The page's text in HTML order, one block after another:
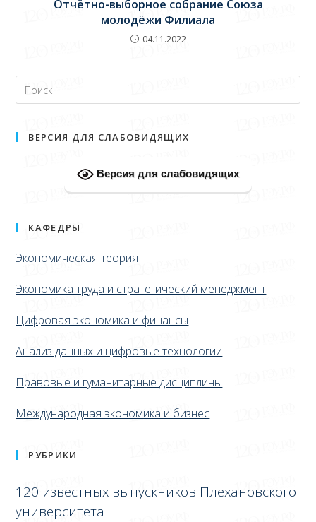
Отчётно-выборное собрание Союза
молодёжи Филиала
04.11.2022
ВЕРСИЯ ДЛЯ СЛАБОВИДЯЩИХ
Версия для слабовидящих
КАФЕДРЫ
Экономическая теория
Экономика труда и стратегический менеджмент
Цифровая экономика и финансы
Анализ данных и цифровые технологии
Правовые и гуманитарные дисциплины
Международная экономика и бизнес
РУБРИКИ
120 известных выпускников Плехановского
университета